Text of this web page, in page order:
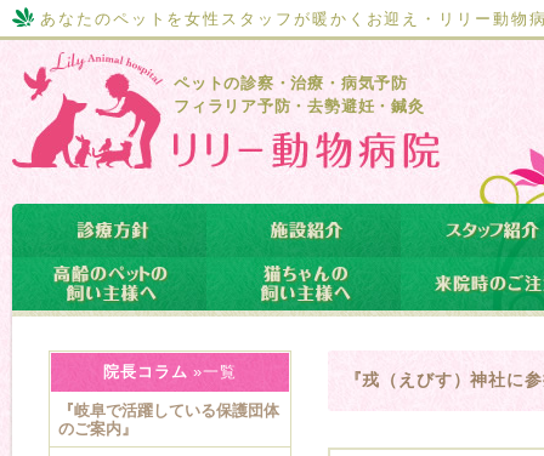
あなたのペットを女性スタッフが暖かくお迎え・リリー動物
ペットの診察・治療・病気予防
フィラリア予防・去勢避妊・鍼灸
『戎（えびす）神社に
院長コラム »一覧
『岐阜で活躍している保護団体
のご案内』